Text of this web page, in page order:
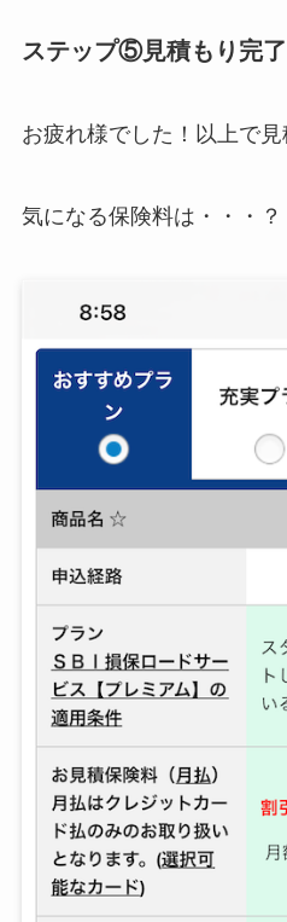
ステップ⑤見積もり完了
お疲れ様でした！以上で見
気になる保険料は・・・？